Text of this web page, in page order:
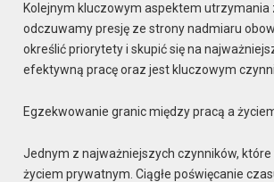
Kolejnym kluczowym aspektem
odczuwamy presję ze strony nadmiaru
określić priorytety i skupić się na
efektywną pracę oraz jest kluczowym
Egzekwowanie granic między pracą a
Jednym z najważniejszych czynników,
życiem prywatnym. Ciągłe poświęcanie